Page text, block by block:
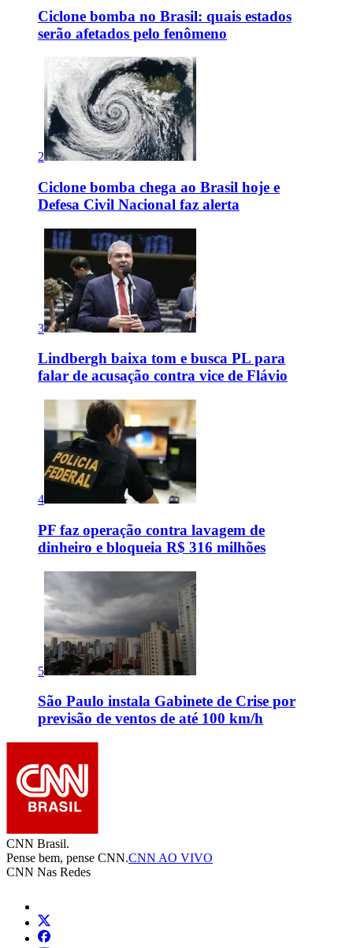
Ciclone bomba no Brasil: quais estados
serão afetados pelo fenômeno
2
Ciclone bomba chega ao Brasil hoje e
Defesa Civil Nacional faz alerta
3
Lindbergh baixa tom e busca PL para
falar de acusação contra vice de Flávio
4
PF faz operação contra lavagem de
dinheiro e bloqueia R$ 316 milhões
5
São Paulo instala Gabinete de Crise por
previsão de ventos de até 100 km/h
CNN Brasil.
Pense bem, pense CNN.CNN AO VIVO
CNN Nas Redes